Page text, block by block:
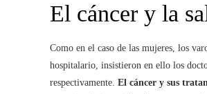
El cáncer y la
Como en el caso de las mujeres, los
hospitalario, insistieron en ello los
respectivamente. El cáncer y sus